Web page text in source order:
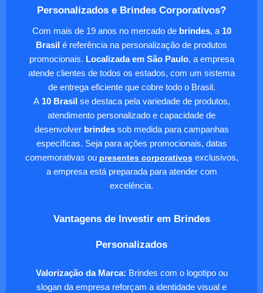
Personalizados e Brindes Corporativos?
Com mais de 19 anos no mercado de brindes, a 10
Brasil é referência na personalização de produtos
promocionais. Localizada em São Paulo, a empresa
atende clientes de todos os estados, com um sistema
de entrega eficiente que cobre todo o Brasil.
A10 Brasil se destaca pela variedade de produtos,
atendimento personalizado e capacidade de
desenvolver brindessob medida para campanhas
específicas. Seja para ações promocionais, datas
comemorativas ou presentes corporativosexclusivos,
a empresa está preparada para atender com
excelência.
Vantagens de Investir em Brindes
Personalizados
Valorização da Marca: Brindes com o logotipo ou
slogan da empresa reforçam a identidade visual e